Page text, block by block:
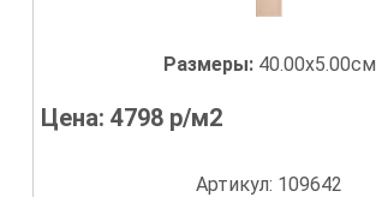
Размеры: 40.00x5.00см
Цена:4798 р/м2
Артикул: 109642